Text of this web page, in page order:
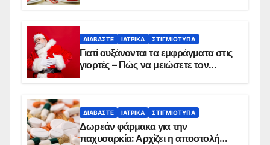
ΔΙΑΒΆΣΤΕ ΙΑΤΡΙΚΆ ΣΤΙΓΜΙΌΤΥΠΑ
Γιατί αυξάνονται τα εμφράγματα στις
γιορτές – Πώς να μειώσετε τον
ΔΙΑΒΆΣΤΕ ΙΑΤΡΙΚΆ ΣΤΙΓΜΙΌΤΥΠΑ
Δωρεάν φάρμακα για την
παχυσαρκία: Αρχίζει η αποστολή